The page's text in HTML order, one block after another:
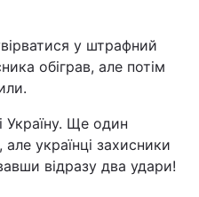
у штрафний
обіграв, але потім
Україну. Ще один
українці захисники
відразу два удари!